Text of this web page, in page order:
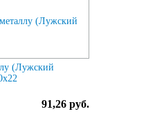
(Лужский
91,26 руб.